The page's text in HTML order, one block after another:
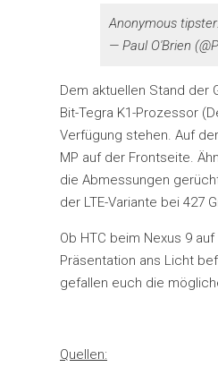
Anonymous
— Paul O'Brien
Dem aktuellen Stand der
Bit-Tegra K1-Prozessor
Verfügung stehen. Auf
MP auf der Frontseite.
die Abmessungen
der LTE-Variante bei 427
Ob HTC beim Nexus 9
Präsentation ans Licht
gefallen euch die
Quellen: